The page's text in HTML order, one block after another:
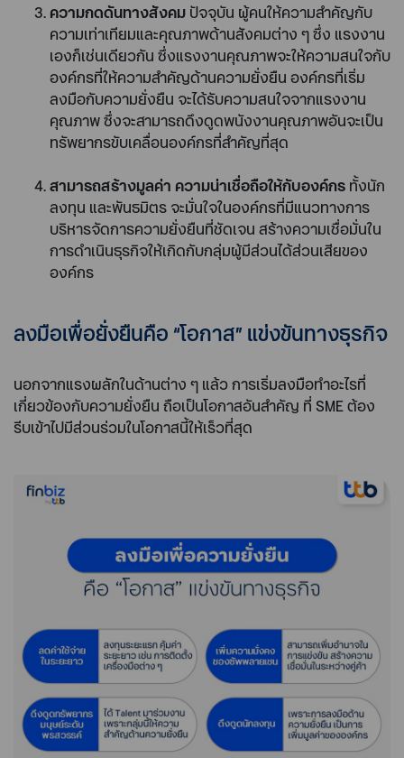
ความกดดันทางสังคม ปัจจุบัน ผู้คนให้ความสำคัญกับ
ความเท่าเทียมและคุณภาพด้านสังคมต่าง ๆ ซึ่ง แรงงาน
เองก็เช่นเดียวกัน ซึ่งแรงงานคุณภาพจะให้ความสนใจกับ
องค์กรที่ให้ความสำคัญด้านความยั่งยืน องค์กรที่เริ่ม
ลงมือกับความยั่งยืน จะได้รับความสนใจจากแรงงาน
คุณภาพ ซึ่งจะสามารถดึงดูดพนังงานคุณภาพอันจะเป็น
ทรัพยากรขับเคลื่อนองค์กรที่สำคัญที่สุด
สามารถสร้างมูลค่า ความน่าเชื่อถือให้กับองค์กร ทั้งนัก
ลงทุน และพันธมิตร จะมั่นใจในองค์กรที่มีแนวทางการ
บริหารจัดการความยั่งยืนที่ชัดเจน สร้างความเชื่อมั่นใน
การดำเนินธุรกิจให้เกิดกับกลุ่มผู้มีส่วนได้ส่วนเสียของ
องค์กร
ลงมือเพื่อยั่งยืนคือ “โอกาส” แข่งขันทางธุรกิจ
นอกจากแรงผลักในด้านต่าง ๆ แล้ว การเริ่มลงมือทำอะไรที่
เกี่ยวข้องกับความยั่งยืน ถือเป็นโอกาสอันสำคัญ ที่ SME ต้อง
รีบเข้าไปมีส่วนร่วมในโอกาสนี้ให้เร็วที่สุด